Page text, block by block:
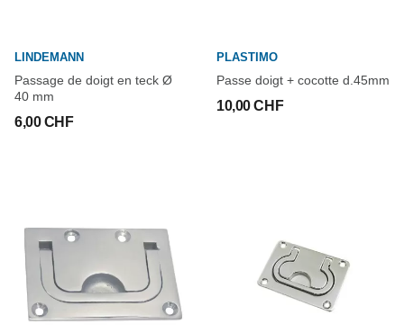
LINDEMANN
Passage de doigt en teck Ø
40 mm
6,00 CHF
PLASTIMO
Passe doigt + cocotte d.45mm
10,00 CHF